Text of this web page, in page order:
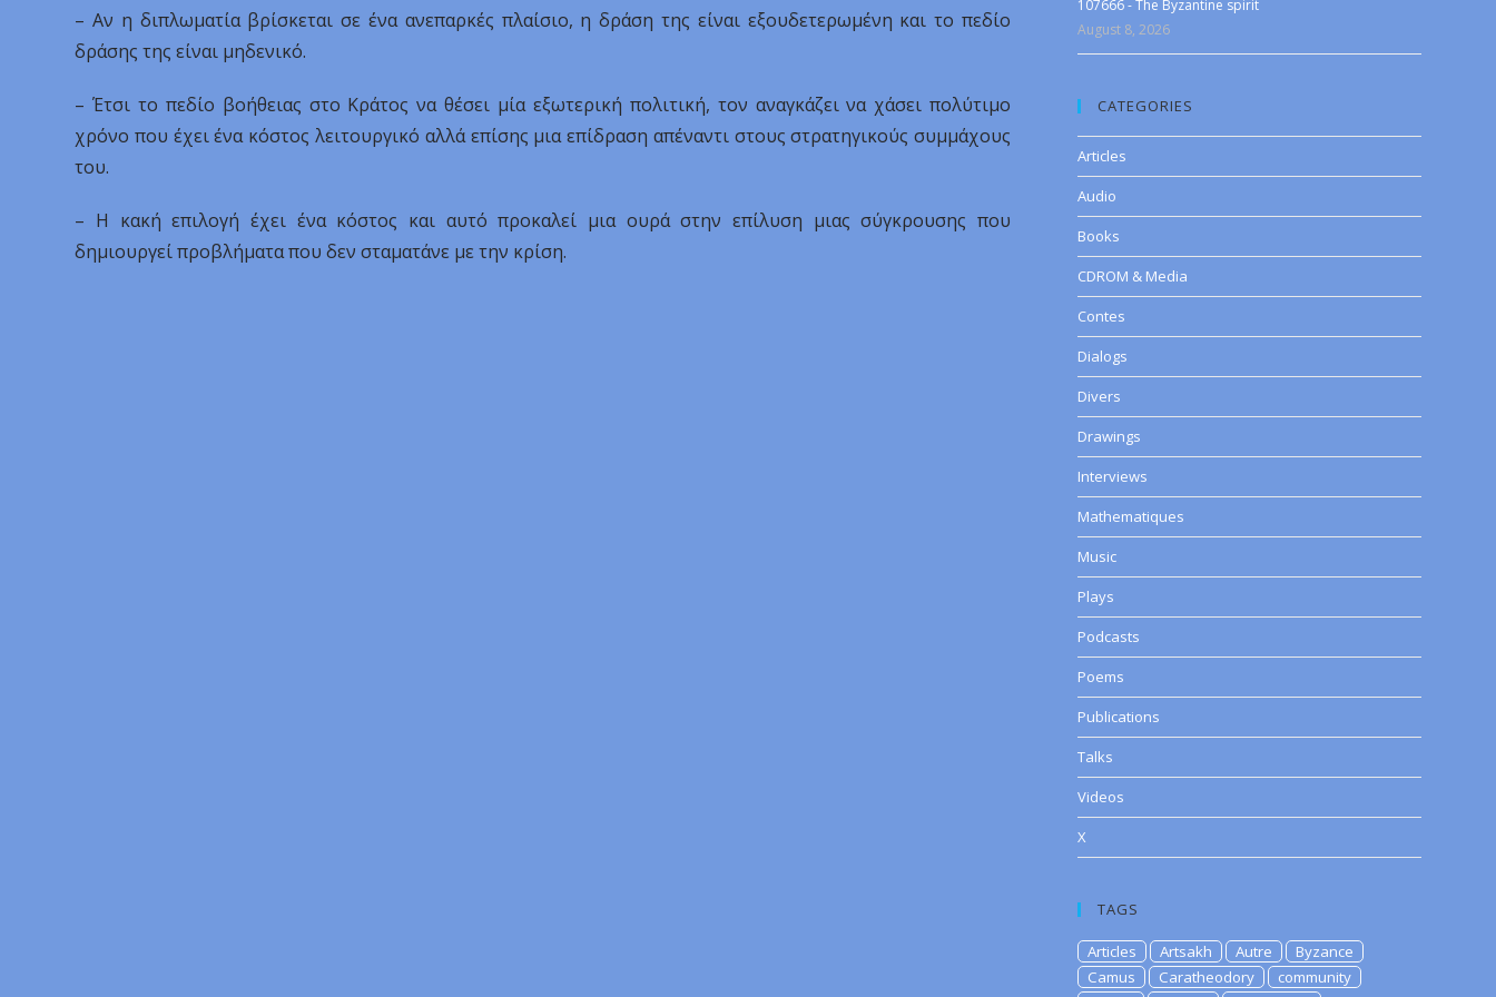
– Αν η διπλωματία βρίσκεται σε ένα ανεπαρκές πλαίσιο, η δράση της είναι εξουδετερωμένη και το πεδίο
δράσης της είναι μηδενικό.
– Έτσι το πεδίο βοήθειας στο Κράτος να θέσει μία εξωτερική πολιτική, τον αναγκάζει να χάσει πολύτιμο
χρόνο που έχει ένα κόστος λειτουργικό αλλά επίσης μια επίδραση απέναντι στους στρατηγικούς συμμάχους
του.
– Η κακή επιλογή έχει ένα κόστος και αυτό προκαλεί μια ουρά στην επίλυση μιας σύγκρουσης που
δημιουργεί προβλήματα που δεν σταματάνε με την κρίση.
107666 - The Byzantine spirit
August 8, 2026
CATEGORIES
Articles
Audio
Books
CDROM & Media
Contes
Dialogs
Divers
Drawings
Interviews
Mathematiques
Music
Plays
Podcasts
Poems
Publications
Talks
Videos
X
TAGS
Articles Artsakh Autre
Byzance
Camus
Caratheodory
community